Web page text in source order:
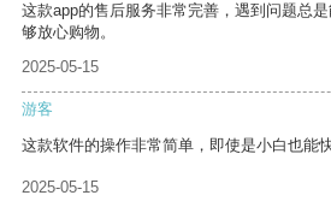
这款app的售后服务非常完善，遇到问题总
够放心购物。
2025-05-15
游客
这款软件的操作非常简单，即使是小白也能
2025-05-15